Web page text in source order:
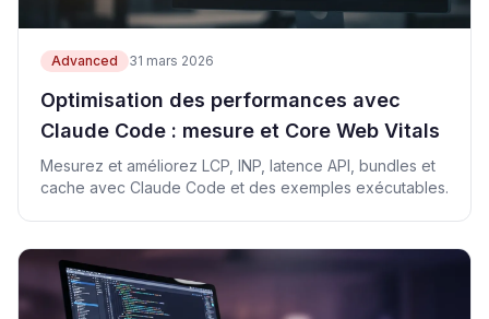
Advanced 31 mars 2026
Optimisation des performances avec
Claude Code : mesure et Core Web Vitals
Mesurez et améliorez LCP, INP, latence API, bundles et
cache avec Claude Code et des exemples exécutables.